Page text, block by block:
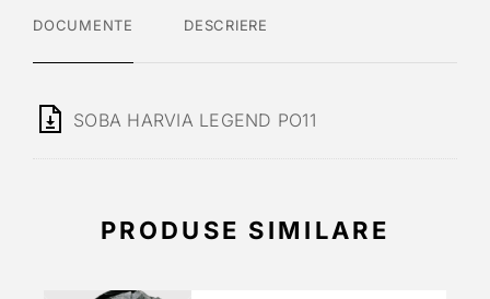
DOCUMENTE DESCRIERE
SOBA HARVIA LEGEND PO11
PRODUSE SIMILARE